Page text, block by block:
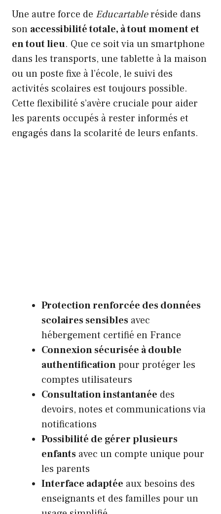
Une autre force de Educartableréside dans
son accessibilité totale, à tout moment et
en tout lieu. Que ce soit via un smartphone
dans les transports, une tablette à la maison
ou un poste fixe à l’école, le suivi des
activités scolaires est toujours possible.
Cette flexibilité s’avère cruciale pour aider
les parents occupés à rester informés et
engagés dans la scolarité de leurs enfants.
Protection renforcée des données
scolaires sensibles avec
hébergement certifié en France
Connexion sécurisée à double
authentificationpour protéger les
comptes utilisateurs
Consultation instantanée des
devoirs, notes et communications via
notifications
Possibilité de gérer plusieurs
enfants avec un compte unique pour
les parents
Interface adaptée aux besoins des
enseignants et des familles pour un